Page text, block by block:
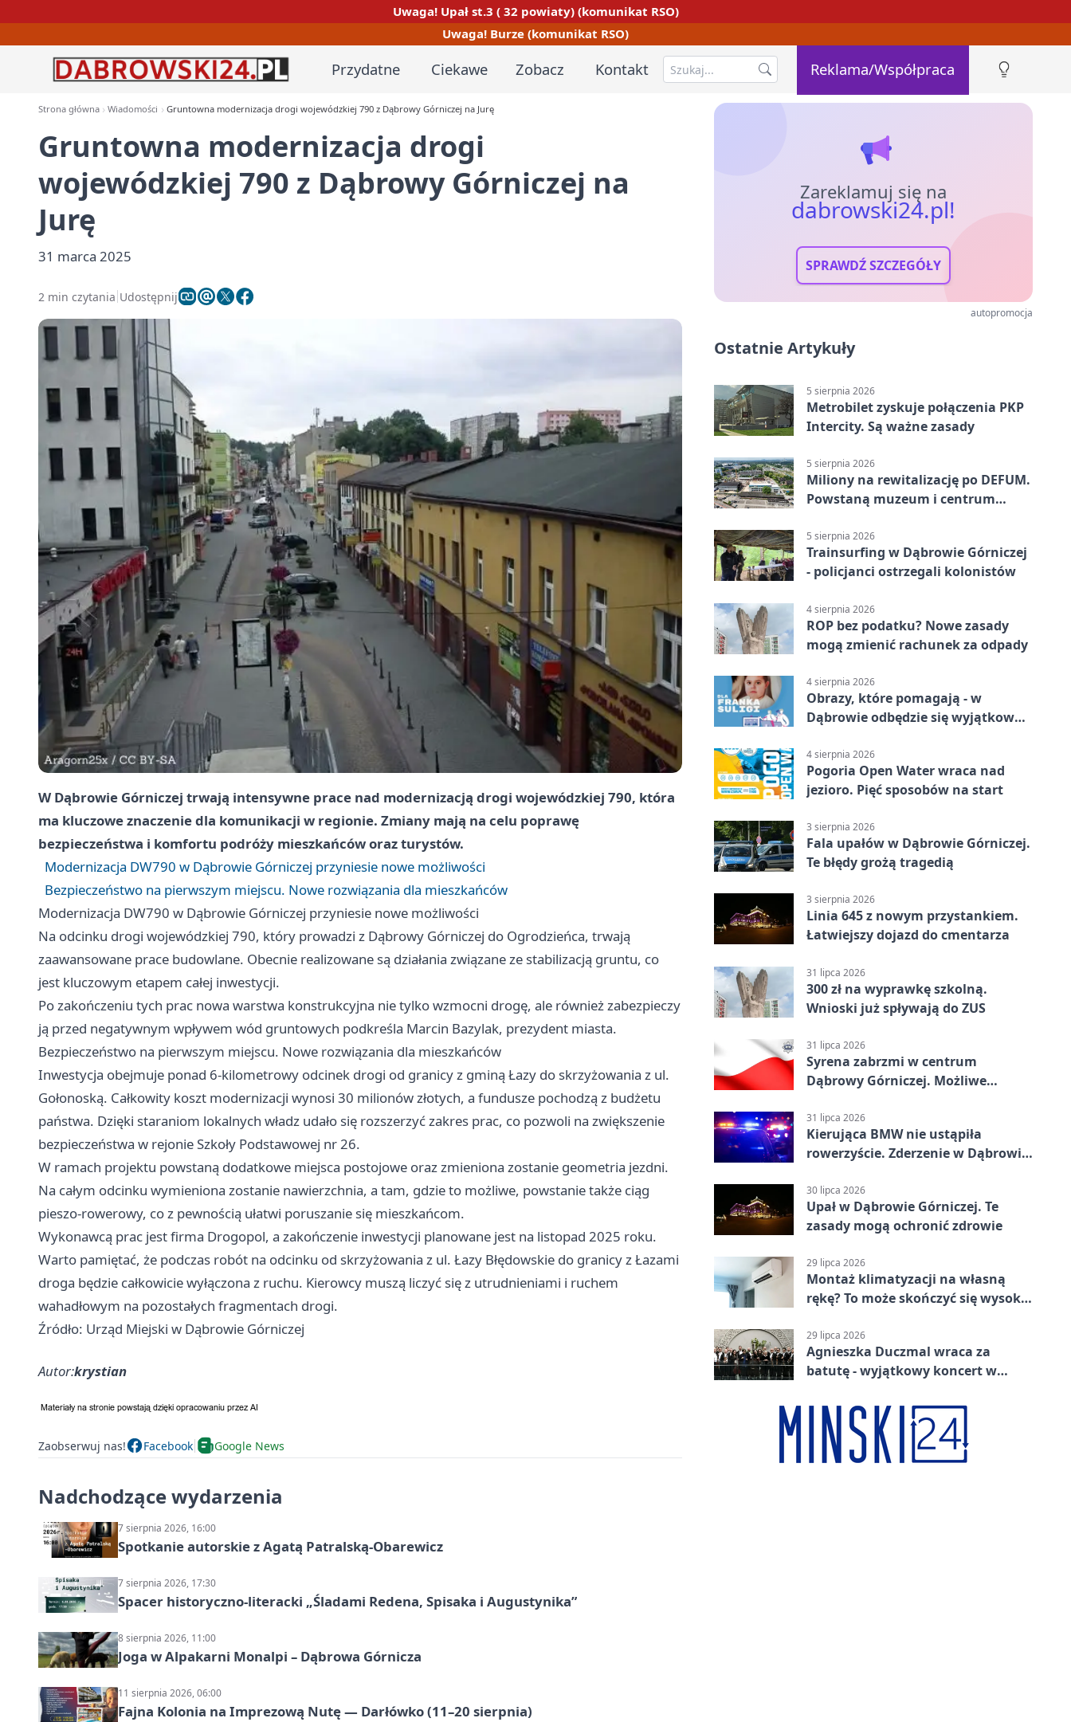
Uwaga! Upał st.3 ( 32 powiaty) (komunikat RSO)
Uwaga! Burze (komunikat RSO)
Przydatne Ciekawe Zobacz Kontakt Reklama/Współpraca
Strona główna Wiadomości Gruntowna modernizacja drogi wojewódzkiej 790 z Dąbrowy Górniczej na Jurę
Gruntowna modernizacja drogi
wojewódzkiej 790 z Dąbrowy Górniczej na
Jurę
31 marca 2025
2 min czytania Udostępnij
W Dąbrowie Górniczej trwają intensywne prace nad modernizacją drogi wojewódzkiej 790, która
ma kluczowe znaczenie dla komunikacji w regionie. Zmiany mają na celu poprawę
bezpieczeństwa i komfortu podróży mieszkańców oraz turystów.
Modernizacja DW790 w Dąbrowie Górniczej przyniesie nowe możliwości
Bezpieczeństwo na pierwszym miejscu. Nowe rozwiązania dla mieszkańców
Modernizacja DW790 w Dąbrowie Górniczej przyniesie nowe możliwości
Na odcinku drogi wojewódzkiej 790, który prowadzi z Dąbrowy Górniczej do Ogrodzieńca, trwają
zaawansowane prace budowlane. Obecnie realizowane są działania związane ze stabilizacją gruntu, co
jest kluczowym etapem całej inwestycji.
Po zakończeniu tych prac nowa warstwa konstrukcyjna nie tylko wzmocni drogę, ale również zabezpieczy
ją przed negatywnym wpływem wód gruntowych podkreśla Marcin Bazylak, prezydent miasta.
Bezpieczeństwo na pierwszym miejscu. Nowe rozwiązania dla mieszkańców
Inwestycja obejmuje ponad 6-kilometrowy odcinek drogi od granicy z gminą Łazy do skrzyżowania z ul.
Gołonoską. Całkowity koszt modernizacji wynosi 30 milionów złotych, a fundusze pochodzą z budżetu
państwa. Dzięki staraniom lokalnych władz udało się rozszerzyć zakres prac, co pozwoli na zwiększenie
bezpieczeństwa w rejonie Szkoły Podstawowej nr 26.
W ramach projektu powstaną dodatkowe miejsca postojowe oraz zmieniona zostanie geometria jezdni.
Na całym odcinku wymieniona zostanie nawierzchnia, a tam, gdzie to możliwe, powstanie także ciąg
pieszo-rowerowy, co z pewnością ułatwi poruszanie się mieszkańcom.
Wykonawcą prac jest firma Drogopol, a zakończenie inwestycji planowane jest na listopad 2025 roku.
Warto pamiętać, że podczas robót na odcinku od skrzyżowania z ul. Łazy Błędowskie do granicy z Łazami
droga będzie całkowicie wyłączona z ruchu. Kierowcy muszą liczyć się z utrudnieniami i ruchem
wahadłowym na pozostałych fragmentach drogi.
Źródło: Urząd Miejski w Dąbrowie Górniczej
Autor:krystian
Zaobserwuj nas! Facebook Google News
Nadchodzące wydarzenia
7 sierpnia 2026, 16:00
Spotkanie autorskie z Agatą Patralską-Obarewicz
7 sierpnia 2026, 17:30
Spacer historyczno-literacki „Śladami Redena, Spisaka i Augustynika”
8 sierpnia 2026, 11:00
Joga w Alpakarni Monalpi – Dąbrowa Górnicza
11 sierpnia 2026, 06:00
Fajna Kolonia na Imprezową Nutę — Darłówko (11–20 sierpnia)
Zareklamuj się na
dabrowski24.pl!
SPRAWDŹ SZCZEGÓŁY
autopromocja
Ostatnie Artykuły
5 sierpnia 2026
Metrobilet zyskuje połączenia PKP
Intercity. Są ważne zasady
5 sierpnia 2026
Miliony na rewitalizację po DEFUM.
Powstaną muzeum i centrum
5 sierpnia 2026
Trainsurfing w Dąbrowie Górniczej
- policjanci ostrzegali kolonistów
4 sierpnia 2026
ROP bez podatku? Nowe zasady
mogą zmienić rachunek za odpady
4 sierpnia 2026
Obrazy, które pomagają - w
Dąbrowie odbędzie się wyjątkowa
4 sierpnia 2026
Pogoria Open Water wraca nad
jezioro. Pięć sposobów na start
3 sierpnia 2026
Fala upałów w Dąbrowie Górniczej.
Te błędy grożą tragedią
3 sierpnia 2026
Linia 645 z nowym przystankiem.
Łatwiejszy dojazd do cmentarza
31 lipca 2026
300 zł na wyprawkę szkolną.
Wnioski już spływają do ZUS
31 lipca 2026
Syrena zabrzmi w centrum
Dąbrowy Górniczej. Możliwe
31 lipca 2026
Kierująca BMW nie ustąpiła
rowerzyście. Zderzenie w Dąbrowie
30 lipca 2026
Upał w Dąbrowie Górniczej. Te
zasady mogą ochronić zdrowie
29 lipca 2026
Montaż klimatyzacji na własną
rękę? To może skończyć się wysoką
29 lipca 2026
Agnieszka Duczmal wraca za
batutę - wyjątkowy koncert w